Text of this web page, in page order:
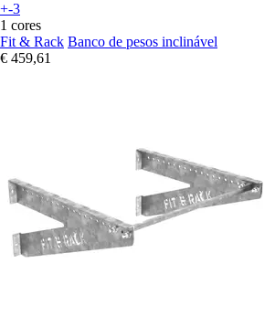
+-3
1 cores
Fit & Rack Banco de pesos inclinável
€ 459,61